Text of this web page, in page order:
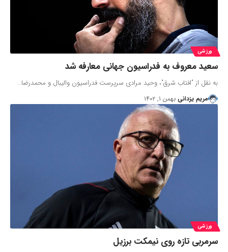
ورزشی
سعید معروف به فدراسیون جهانی معارفه شد
به نقل از "افتاب شرق"، وحید مرادی سرپرست فدراسیون والیبال و محمدرضا…
مریم یزدانی بهمن ۱, ۱۴۰۲
ورزشی
سرمربی تازه روی نیمکت برزیل